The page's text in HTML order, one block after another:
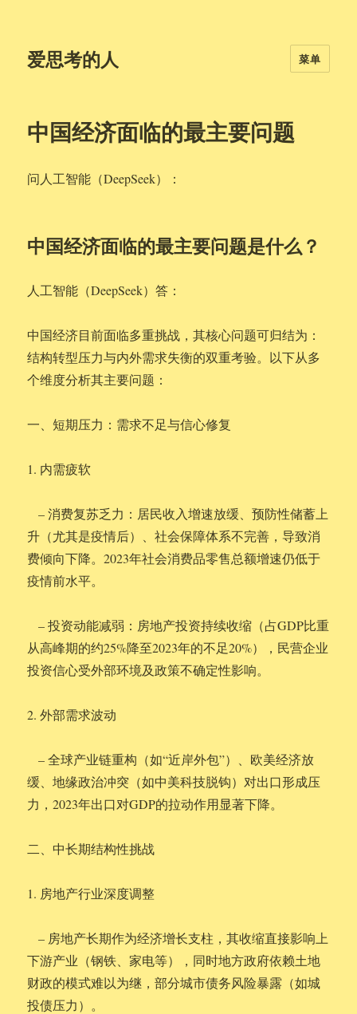
爱思考的人 菜单
中国经济面临的最主要问题
问人工智能（DeepSeek）：
中国经济面临的最主要问题是什么？
人工智能（DeepSeek）答：
中国经济目前面临多重挑战，其核心问题可归结为：
结构转型压力与内外需求失衡的双重考验。以下从多
个维度分析其主要问题：
一、短期压力：需求不足与信心修复
1. 内需疲软
– 消费复苏乏力：居民收入增速放缓、预防性储蓄上
升（尤其是疫情后）、社会保障体系不完善，导致消
费倾向下降。2023年社会消费品零售总额增速仍低于
疫情前水平。
– 投资动能减弱：房地产投资持续收缩（占GDP比重
从高峰期的约25%降至2023年的不足20%），民营企业
投资信心受外部环境及政策不确定性影响。
2. 外部需求波动
– 全球产业链重构（如“近岸外包”）、欧美经济放
缓、地缘政治冲突（如中美科技脱钩）对出口形成压
力，2023年出口对GDP的拉动作用显著下降。
二、中长期结构性挑战
1. 房地产行业深度调整
– 房地产长期作为经济增长支柱，其收缩直接影响上
下游产业（钢铁、家电等），同时地方政府依赖土地
财政的模式难以为继，部分城市债务风险暴露（如城
投债压力）。